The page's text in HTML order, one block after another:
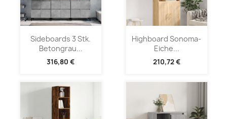
Sideboards 3 Stk.
Betongrau...
316,80 €
Highboard Sonoma-
Eiche...
210,72 €